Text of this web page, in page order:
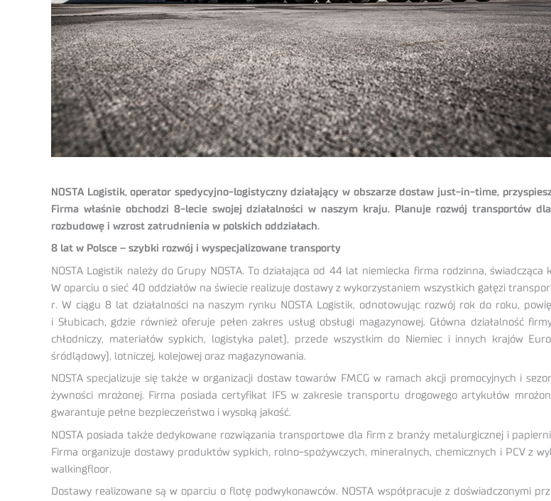
NOSTA Logistik, operator spedycyjno-logistyczny działający w obszarze dostaw just-in-time,
Firma właśnie obchodzi 8-lecie swojej działalności w naszym kraju. Planuje rozwój transportów
rozbudowę i wzrost zatrudnienia w polskich oddziałach.
8 lat w Polsce – szybki rozwój i wyspecjalizowane transporty
NOSTA Logistik należy do Grupy NOSTA. To działająca od 44 lat niemiecka firma rodzinna,
W oparciu o sieć 40 oddziałów na świecie realizuje dostawy z wykorzystaniem wszystkich gałęzi
r. W ciągu 8 lat działalności na naszym rynku NOSTA Logistik, odnotowując rozwój rok do roku,
i Słubicach, gdzie również oferuje pełen zakres usług obsługi magazynowej. Główna działalność
chłodniczy, materiałów sypkich, logistyka palet), przede wszystkim do Niemiec i innych krajów
śródlądowy), lotniczej, kolejowej oraz magazynowania.
NOSTA specjalizuje się także w organizacji dostaw towarów FMCG w ramach akcji promocyjnych i
żywności mrożonej. Firma posiada certyfikat IFS w zakresie transportu drogowego artykułów
gwarantuje pełne bezpieczeństwo i wysoką jakość.
NOSTA posiada także dedykowane rozwiązania transportowe dla firm z branży metalurgicznej i
Firma organizuje dostawy produktów sypkich, rolno-spożywczych, mineralnych, chemicznych i PCV z
walkingfloor.
Dostawy realizowane są w oparciu o flotę podwykonawców. NOSTA współpracuje z doświadczonymi